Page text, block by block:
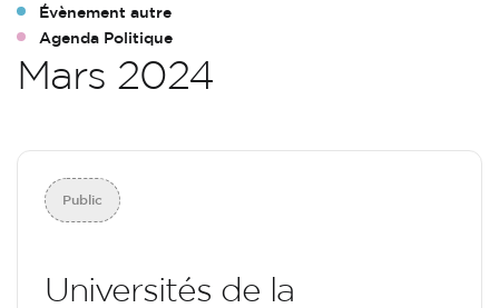
Mars 2024
Public
Universités de la
Évènement autre
Agenda Politique